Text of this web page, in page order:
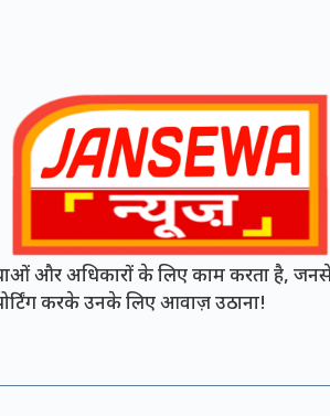
और अधिकारों के लिए काम करता है,
करके उनके लिए आवाज़ उठाना!